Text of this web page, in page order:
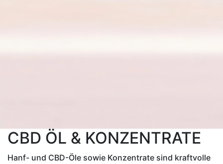
CBD ÖL & KONZENTRATE
Hanf- und CBD-Öle sowie Konzentrate sind kraftvolle